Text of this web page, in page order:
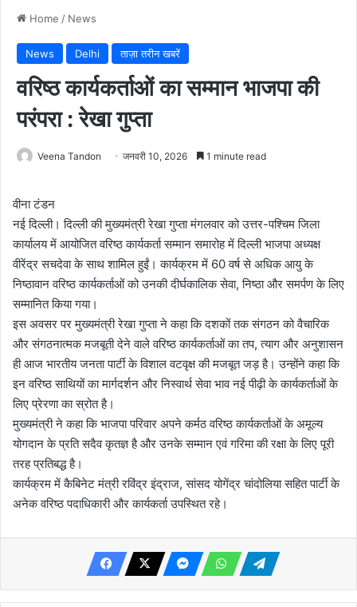
Home / News
News Delhi ताज़ा तरीन खबरें
वरिष्ठ कार्यकर्ताओं का सम्मान भाजपा की
परंपरा : रेखा गुप्ता
Veena Tandon जनवरी 10, 2026 1 minute read
वीना टंडन
नई दिल्ली। दिल्ली की मुख्यमंत्री रेखा गुप्ता मंगलवार को उत्तर-पश्चिम जिला
कार्यालय में आयोजित वरिष्ठ कार्यकर्ता सम्मान समारोह में दिल्ली भाजपा अध्यक्ष
वीरेंद्र सचदेवा के साथ शामिल हुईं। कार्यक्रम में 60 वर्ष से अधिक आयु के
निष्ठावान वरिष्ठ कार्यकर्ताओं को उनकी दीर्घकालिक सेवा, निष्ठा और समर्पण के लिए
सम्मानित किया गया।
इस अवसर पर मुख्यमंत्री रेखा गुप्ता ने कहा कि दशकों तक संगठन को वैचारिक
और संगठनात्मक मजबूती देने वाले वरिष्ठ कार्यकर्ताओं का तप, त्याग और अनुशासन
ही आज भारतीय जनता पार्टी के विशाल वटवृक्ष की मजबूत जड़ है। उन्होंने कहा कि
इन वरिष्ठ साथियों का मार्गदर्शन और निस्वार्थ सेवा भाव नई पीढ़ी के कार्यकर्ताओं के
लिए प्रेरणा का स्रोत है।
मुख्यमंत्री ने कहा कि भाजपा परिवार अपने कर्मठ वरिष्ठ कार्यकर्ताओं के अमूल्य
योगदान के प्रति सदैव कृतज्ञ है और उनके सम्मान एवं गरिमा की रक्षा के लिए पूरी
तरह प्रतिबद्ध है।
कार्यक्रम में कैबिनेट मंत्री रविंद्र इंद्राज, सांसद योगेंद्र चांदोलिया सहित पार्टी के
अनेक वरिष्ठ पदाधिकारी और कार्यकर्ता उपस्थित रहे।